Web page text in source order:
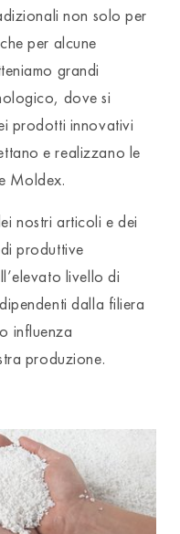
non solo per
per alcune
grandi
dove si
prodotti innovativi
e realizzano le
Moldex.
nostri articoli e dei
produttive
livello di
dalla filiera
influenza
produzione.